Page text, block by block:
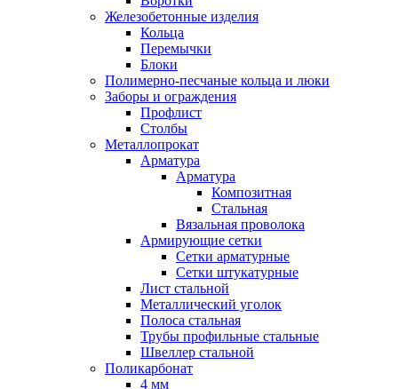
Железобетонные изделия
Кольца
Перемычки
Блоки
Полимерно-песчаные кольца и люки
Заборы и ограждения
Профлист
Столбы
Металлопрокат
Арматура
Арматура
Композитная
Стальная
Вязальная проволока
Армирующие сетки
Сетки арматурные
Сетки штукатурные
Лист стальной
Металлический уголок
Полоса стальная
Трубы профильные стальные
Швеллер стальной
Поликарбонат
4 мм